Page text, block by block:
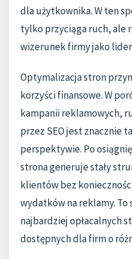
dla użytkownika. W ten
tylko przyciąga ruch, ale
wizerunek firmy jako
Optymalizacja stron
korzyści finansowe. W
kampanii reklamowych,
przez SEO jest znacznie
perspektywie. Po
strona generuje stały
klientów bez
wydatków na reklamy. To
najbardziej opłacalnych
dostępnych dla firm o